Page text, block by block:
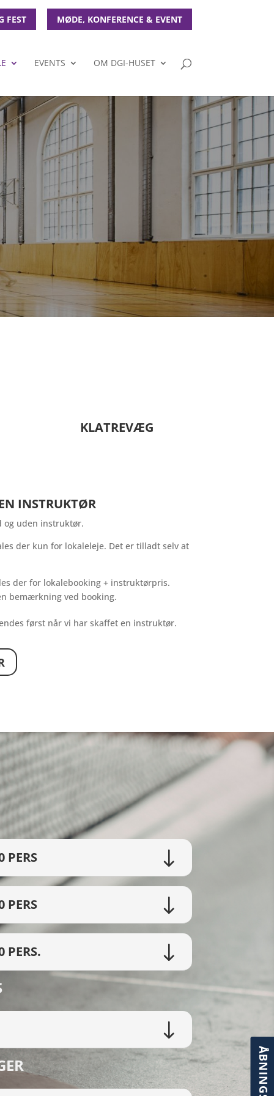
FEST MØDE, KONFERENCE & EVENT
EVENTS OM DGI-HUSET
KLATREVÆG
INSTRUKTØR
og uden instruktør.
der kun for lokaleleje. Det er tilladt selv at
der for lokalebooking + instruktørpris.
bemærkning ved booking.
først når vi har skaffet en instruktør.
PERS
PERS
PERS.